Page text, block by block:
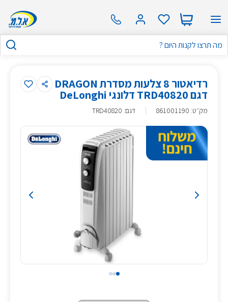
רדיאטור 8 צלעות מסדרת DRAGON
דגם TRD40820 דלונגי DeLonghi
מק״ט:
861001190 דגם: TRD40820